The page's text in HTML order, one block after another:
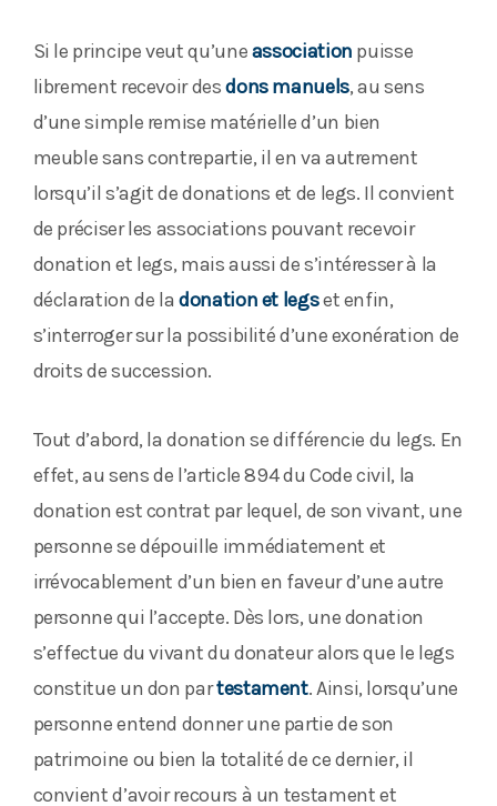
Si le principe veut qu’uneassociation puisse
librement recevoir desdons manuels, au sens
d’une simple remise matérielle d’un bien
meuble sans contrepartie, il en va autrement
lorsqu’il s’agit de donations et de legs. Il convient
de préciser les associations pouvant recevoir
donation et legs, mais aussi de s’intéresser à la
déclaration de ladonation et legset enfin,
s’interroger sur la possibilité d’une exonération de
droits de succession.
Tout d’abord, la donation se différencie du legs. En
effet, au sens de l’article 894 du Code civil, la
donation est contrat par lequel, de son vivant, une
personne se dépouille immédiatement et
irrévocablement d’un bien en faveur d’une autre
personne qui l’accepte. Dès lors, une donation
s’effectue du vivant du donateur alors que le legs
constitue un don partestament. Ainsi, lorsqu’une
personne entend donner une partie de son
patrimoine ou bien la totalité de ce dernier, il
convient d’avoir recours à un testament et